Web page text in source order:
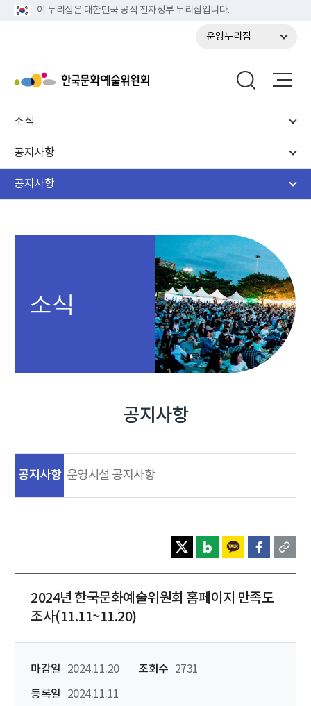
이 누리집은 대한민국 공식 전자정부 누리집입니다.
운영누리집
소식
공지사항
공지사항
소식
공지사항
공지사항 운영시설 공지사항
2024년 한국문화예술위원회 홈페이지 만족도
조사(11.11~11.20)
마감일 2024.11.20 조회수
2731
등록일
2024.11.11